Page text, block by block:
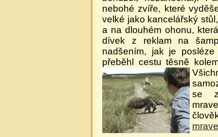
nebohé zvíře, které
velké jako kancelářský
a na dlouhém ohonu,
dívek z reklam na
nadšením, jak je
přeběhl cestu těsně
se z